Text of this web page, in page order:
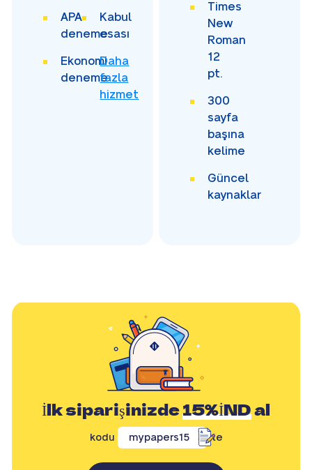
APA
deneme
Kabul
esası
Ekonomi
deneme
Daha
fazla
hizmet
Times
New
Roman
12
pt.
300
sayfa
başına
kelime
Güncel
kaynaklar
İlk siparişinizde15%İNDal
kodu mypapers15 ile